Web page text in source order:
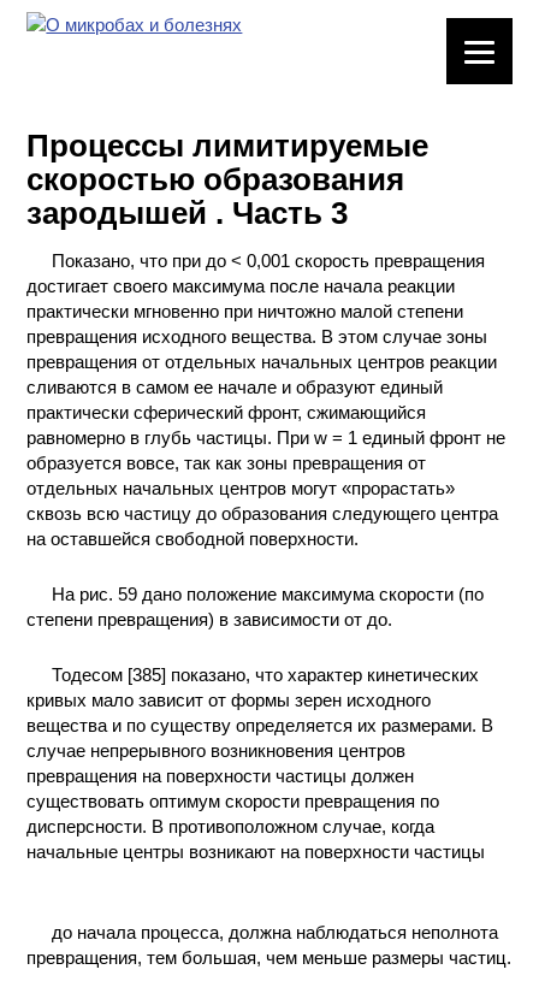
ХИМИЧЕСКАЯ
ПОСУДА
ФАКТОРЫ
ПРАКТИЧЕСКОЙ
ХИМИИ
ХИМИЯ НА
ПРОИЗВОДСТВЕ
И ХИМИЧЕСКАЯ
ТЕХНОЛОГИЯ
Процессы лимитируемые
скоростью образования
зародышей . Часть 3
Показано, что при до < 0,001 скорость превращения
достигает своего максимума после начала реакции
практически мгновенно при ничтожно малой степени
превращения исходного вещества. В этом случае зоны
превращения от отдельных начальных центров реакции
сливаются в самом ее начале и образуют единый
практически сферический фронт, сжимающийся
равномерно в глубь частицы. При w = 1 единый фронт не
образуется вовсе, так как зоны превращения от
отдельных начальных центров могут «прорастать»
сквозь всю частицу до образования следующего центра
на оставшейся свободной поверхности.
На рис. 59 дано положение максимума скорости (по
степени превращения) в зависимости от до.
Тодесом [385] показано, что характер кинетических
кривых мало зависит от формы зерен исходного
вещества и по существу определяется их размерами. В
случае непрерывного возникновения центров
превращения на поверхности частицы должен
существовать оптимум скорости превращения по
дисперсности. В противоположном случае, когда
начальные центры возникают на поверхности частицы
до начала процесса, должна наблюдаться неполнота
превращения, тем большая, чем меньше размеры частиц.